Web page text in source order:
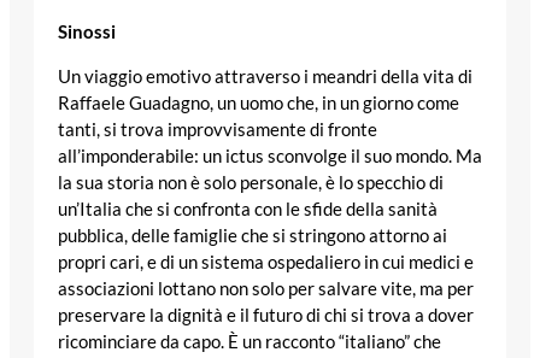
Sinossi
Un viaggio emotivo attraverso i meandri della vita di
Raffaele Guadagno, un uomo che, in un giorno come
tanti, si trova improvvisamente di fronte
all’imponderabile: un ictus sconvolge il suo mondo. Ma
la sua storia non è solo personale, è lo specchio di
un’Italia che si confronta con le sfide della sanità
pubblica, delle famiglie che si stringono attorno ai
propri cari, e di un sistema ospedaliero in cui medici e
associazioni lottano non solo per salvare vite, ma per
preservare la dignità e il futuro di chi si trova a dover
ricominciare da capo. È un racconto “italiano” che